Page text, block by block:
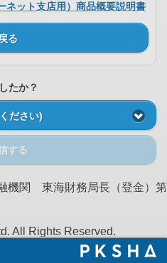
ネット支店用）商品概要説明書
る
たか？
ださい)
する
機関 東海財務局長（登金）第
All Rights Reserved.